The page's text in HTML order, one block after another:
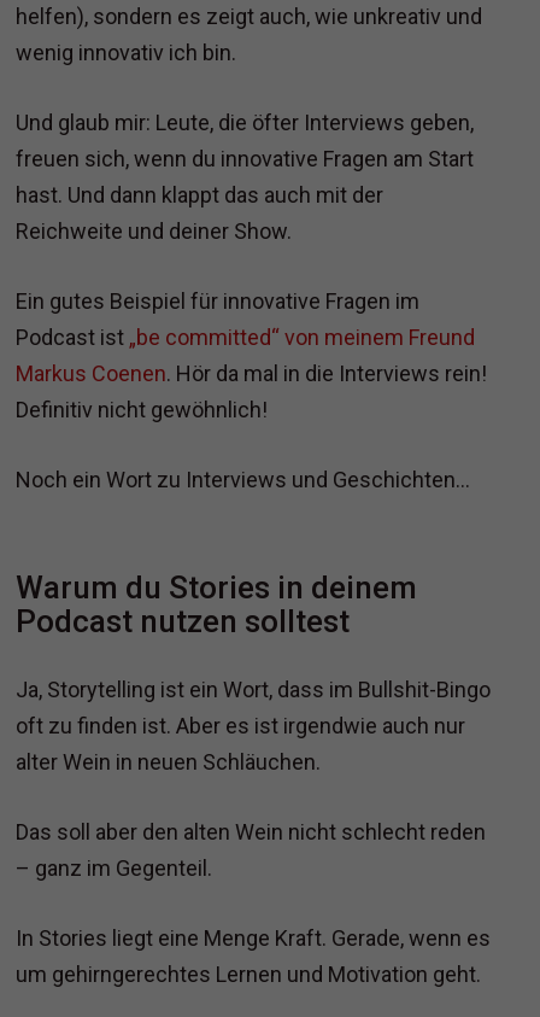
helfen), sondern es zeigt auch, wie unkreativ und
wenig innovativ ich bin.
Und glaub mir: Leute, die öfter Interviews geben,
freuen sich, wenn du innovative Fragen am Start
hast. Und dann klappt das auch mit der
Reichweite und deiner Show.
Ein gutes Beispiel für innovative Fragen im
Podcast ist „be committed“ von meinem Freund
Markus Coenen. Hör da mal in die Interviews rein!
Definitiv nicht gewöhnlich!
Noch ein Wort zu Interviews und Geschichten…
Warum du Stories in deinem
Podcast nutzen solltest
Ja, Storytelling ist ein Wort, dass im Bullshit-Bingo
oft zu finden ist. Aber es ist irgendwie auch nur
alter Wein in neuen Schläuchen.
Das soll aber den alten Wein nicht schlecht reden
– ganz im Gegenteil.
In Stories liegt eine Menge Kraft. Gerade, wenn es
um gehirngerechtes Lernen und Motivation geht.